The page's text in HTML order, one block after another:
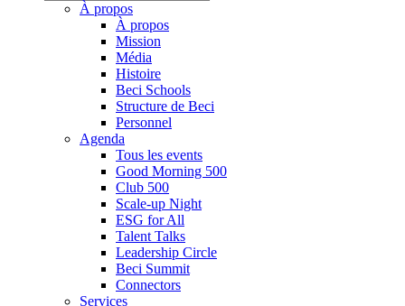
À propos
À propos
Mission
Média
Histoire
Beci Schools
Structure de Beci
Personnel
Agenda
Tous les events
Good Morning 500
Club 500
Scale-up Night
ESG for All
Talent Talks
Leadership Circle
Beci Summit
Connectors
Services